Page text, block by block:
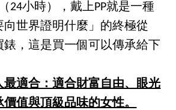
24小時），戴上PP就是一種
向世界證明什麼」的終極從
，這是買一個可以傳承給下
最適合：適合財富自由、眼光
值與頂級品味的女性。